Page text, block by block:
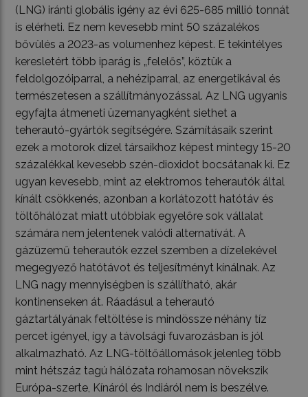
(LNG) iránti globális igény az évi 625-685 millió tonnát
is elérheti. Ez nem kevesebb mint 50 százalékos
bővülés a 2023-as volumenhez képest. E tekintélyes
keresletért több iparág is „felelős”, köztük a
feldolgozóiparral, a nehéziparral, az energetikával és
természetesen a szállítmányozással. Az LNG ugyanis
egyfajta átmeneti üzemanyagként siethet a
teherautó-gyártók segítségére. Számításaik szerint
ezek a motorok dízel társaikhoz képest mintegy 15-20
százalékkal kevesebb szén-dioxidot bocsátanak ki. Ez
ugyan kevesebb, mint az elektromos teherautók által
kínált csökkenés, azonban a korlátozott hatótáv és
töltőhálózat miatt utóbbiak egyelőre sok vállalat
számára nem jelentenek valódi alternatívát. A
gázüzemű teherautók ezzel szemben a dízelekével
megegyező hatótávot és teljesítményt kínálnak. Az
LNG nagy mennyiségben is szállítható, akár
kontinenseken át. Ráadásul a teherautó
gáztartályának feltöltése is mindössze néhány tíz
percet igényel, így a távolsági fuvarozásban is jól
alkalmazható. Az LNG-töltőállomások jelenleg több
mint hétszáz tagú hálózata rohamosan növekszik
Európa-szerte, Kínáról és Indiáról nem is beszélve.